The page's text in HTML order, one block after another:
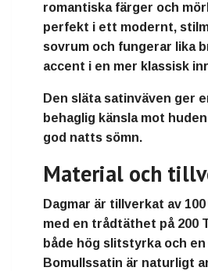
romantiska färger och
perfekt i ett modernt,
sovrum och fungerar lika
accent i en mer klassisk
Den släta satinväven ger
behaglig känsla mot
god natts sömn.
Material och
Dagmar är tillverkat av
med en trådtäthet på 200
både hög slitstyrka och
Bomullssatin är naturligt